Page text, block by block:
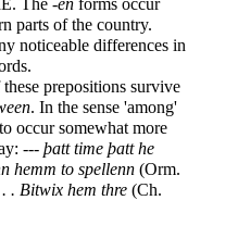
The -en forms occur
parts of the country.
noticeable differences in
prepositions survive
. In the sense 'among'
occur somewhat more
--- þatt time þatt he
hemm to spellenn (Orm.
. Bitwix hem thre (Ch.